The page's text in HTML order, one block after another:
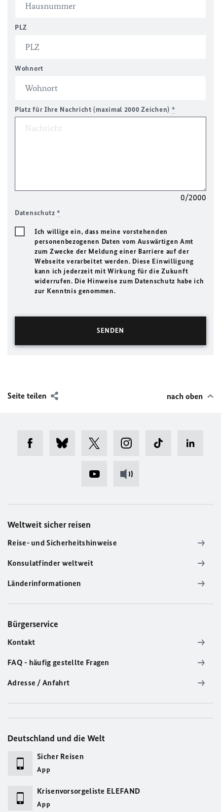
PLZ
Wohnort
Platz für Ihre Nachricht (maximal 2000 Zeichen) *
0/2000
Datenschutz*
Ich willige ein, dass meine vorstehenden
personenbezogenen Daten vom Auswärtigen Amt
zum Zwecke der Meldung einer Barriere auf der
Webseite verarbeitet werden. Diese Einwilligung
kann ich jederzeit mit Wirkung für die Zukunft
widerrufen. Die Hinweise zum Datenschutz habe ich
zur Kenntnis genommen.
Seite teilen nach oben
Weltweit sicher reisen
Reise- und Sicherheitshinweise
Konsulatfinder weltweit
Länderinformationen
Bürgerservice
Kontakt
FAQ - häufig gestellte Fragen
Adresse / Anfahrt
Deutschland und die Welt
Sicher Reisen
App
Krisenvorsorgeliste ELEFAND
App